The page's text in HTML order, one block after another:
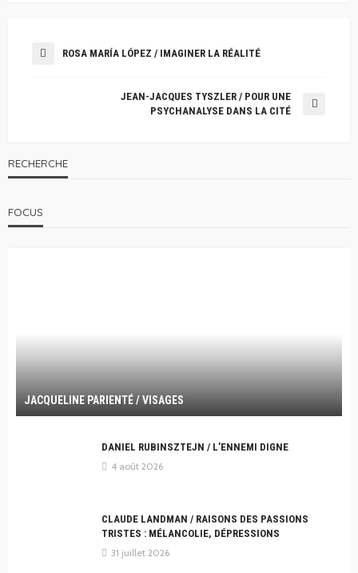
ROSA MARÍA LÓPEZ / IMAGINER LA RÉALITÉ
JEAN-JACQUES TYSZLER / POUR UNE
PSYCHANALYSE DANS LA CITÉ
RECHERCHE
FOCUS
JACQUELINE PARIENTÉ / VISAGES
DANIEL RUBINSZTEJN / L’ENNEMI DIGNE
4 août 2026
CLAUDE LANDMAN / RAISONS DES PASSIONS
TRISTES : MÉLANCOLIE, DÉPRESSIONS
31 juillet 2026